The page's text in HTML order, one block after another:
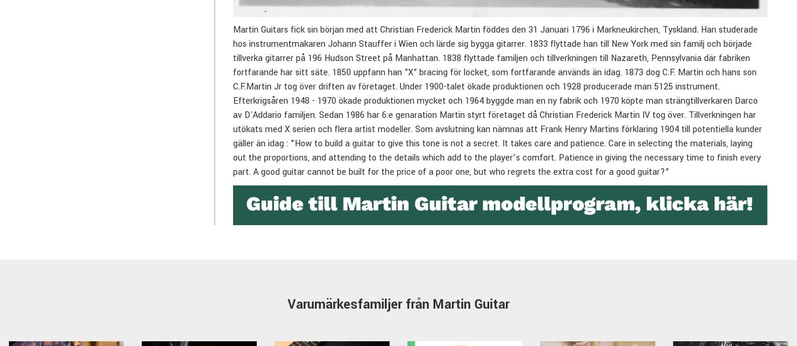
Martin Guitars fick sin början med att Christian Frederick Martin föddes den 31 Januari 1796 i Markneukirchen, Tyskland. Han studerade
hos instrumentmakaren Johann Stauffer i Wien och lärde sig bygga gitarrer. 1833 flyttade han till New York med sin familj och började
tillverka gitarrer på 196 Hudson Street på Manhattan. 1838 flyttade familjen och tillverkningen till Nazareth, Pennsylvania där fabriken
fortfarande har sitt säte. 1850 uppfann han ”X” bracing för locket, som fortfarande används än idag. 1873 dog C.F. Martin och hans son
C.F.Martin Jr tog över driften av företaget. Under 1900-talet ökade produktionen och 1928 producerade man 5125 instrument.
Efterkrigsåren 1948 - 1970 ökade produktionen mycket och 1964 byggde man en ny fabrik och 1970 köpte man strängtillverkaren Darco
av D'Addario familjen. Sedan 1986 har 6:e genaration Martin styrt företaget då Christian Frederick Martin IV tog över. Tillverkningen har
utökats med X serien och flera artist modeller. Som avslutning kan nämnas att Frank Henry Martins förklaring 1904 till potentiella kunder
gäller än idag : "How to build a guitar to give this tone is not a secret. It takes care and patience. Care in selecting the materials, laying
out the proportions, and attending to the details which add to the player’s comfort. Patience in giving the necessary time to finish every
part. A good guitar cannot be built for the price of a poor one, but who regrets the extra cost for a good guitar?"
Varumärkesfamiljer från Martin Guitar